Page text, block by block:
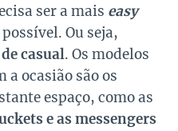
ser a mais easy
Ou seja,
casual. Os modelos
a ocasião são os
espaço, como as
e as messengers